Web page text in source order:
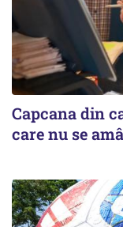
Capcana din
care nu se